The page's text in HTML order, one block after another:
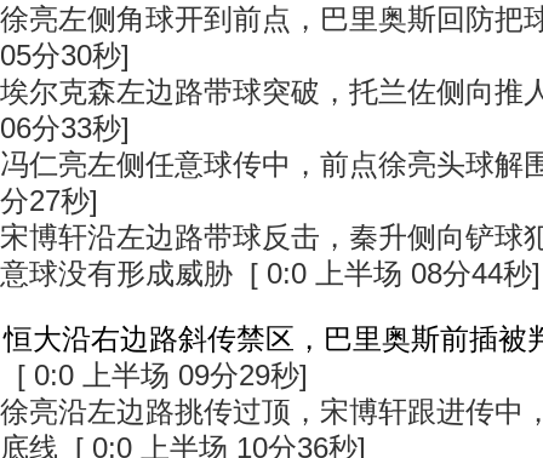
徐亮左侧角球开到前点，巴里奥斯回防把
05分30秒]
埃尔克森左边路带球突破，托兰佐侧向推
06分33秒]
冯仁亮左侧任意球传中，前点徐亮头球解
分27秒]
宋博轩沿左边路带球反击，秦升侧向铲球
意球没有形成威胁 [ 0:0 上半场 08分44秒]
恒大沿右边路斜传禁区，巴里奥斯前插被
[ 0:0 上半场 09分29秒]
徐亮沿左边路挑传过顶，宋博轩跟进传中
底线 [ 0:0 上半场 10分36秒]